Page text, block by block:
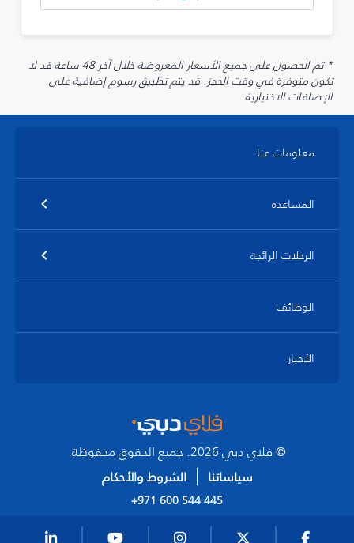
* تم الحصول على جميع الأسعار المعروضة خلال آخر 48 ساعة قد لا
تكون متوفرة في وقت الحجز. قد يتم تطبيق رسوم إضافية على
الإضافات الاختيارية.
معلومات عنا
المساعدة
الرحلات الرائجة
الوظائف
الأخبار
© فلاي دبي 2026. جميع الحقوق محفوظة.
سياساتنا
الشروط والأحكام
+971 600 544 445